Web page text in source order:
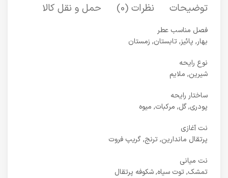
توضیحات نظرات (0) حمل و نقل کالا
فصل مناسب عطر
بهار, پائیز, تابستان, زمستان
نوع رایحه
شیرین, ملایم
ساختار رایحه
پودری, گل, مرکبات, میوه
نت آغازی
پرتقال ماندارین, ترنج, گریپ فروت
نت میانی
تمشک, توت سیاه, شکوفه پرتقال